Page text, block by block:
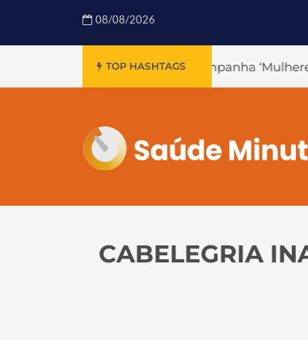
08/08/2026
TOP HASHTAGS
Campanha ‘Mulheres Também Infartam’
CABELEGRIA